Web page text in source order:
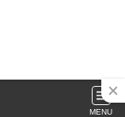
MENU